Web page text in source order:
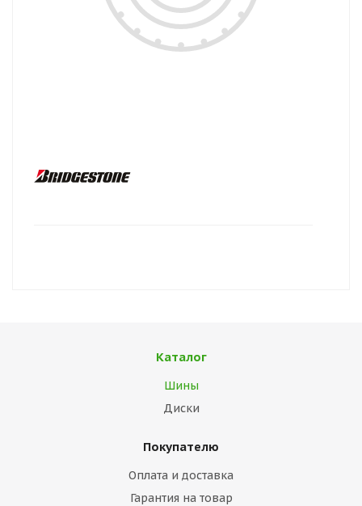
Каталог
Шины
Диски
Покупателю
Оплата и доставка
Гарантия на товар